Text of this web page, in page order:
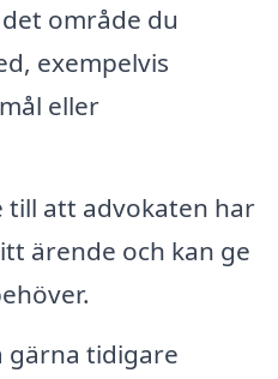
område du
exempelvis
eller
till att advokaten har
ärende och kan ge
gärna tidigare